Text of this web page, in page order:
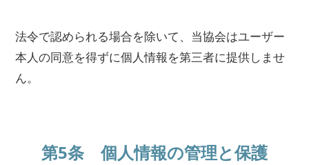
法令で認められる場合を除いて、当協会はユーザー
本人の同意を得ずに個人情報を第三者に提供しませ
ん。
第5条 個人情報の管理と保護